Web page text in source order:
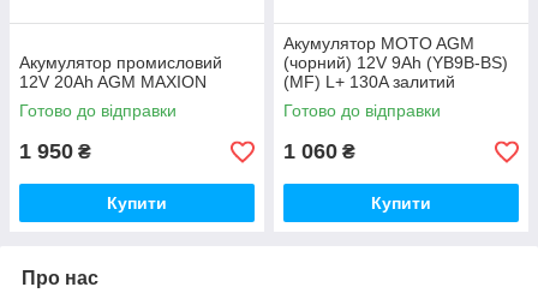
Акумулятор промисловий
12V 20Ah AGM MAXION
Готово до відправки
1 950 ₴
Купити
Акумулятор MOTO AGM
(чорний) 12V 9Ah (YB9B-ВS)
(MF) L+ 130A залитий
Готово до відправки
1 060 ₴
Купити
Про нас